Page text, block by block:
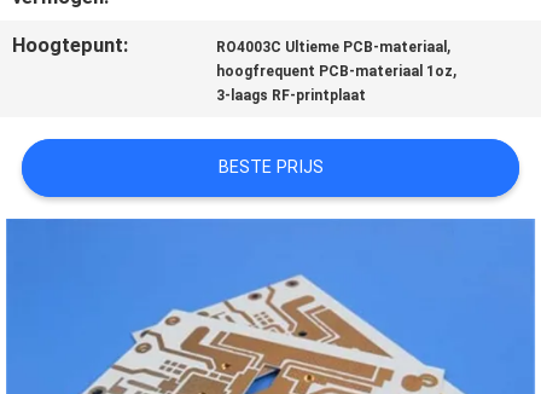
GEVALLEN
PRIVACYBELEID
Hoogtepunt: RO4003C Ultieme PCB-materiaal ,
hoogfrequent PCB-materiaal 1oz,
3-laags RF-printplaat
BESTE PRIJS